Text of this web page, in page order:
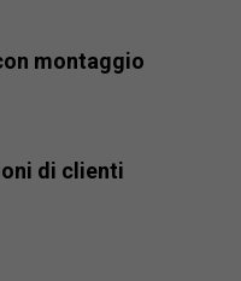
montaggio
di clienti